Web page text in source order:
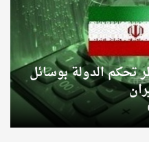
الدولة بوسائل